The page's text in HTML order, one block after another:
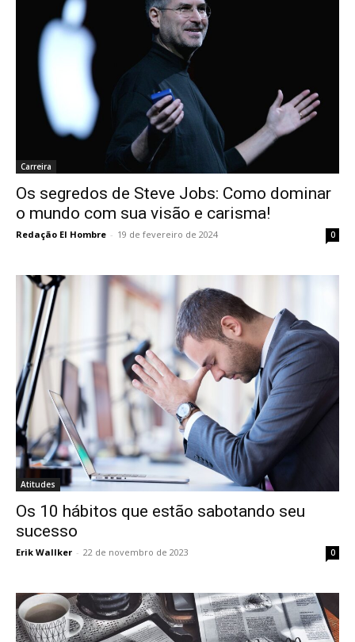
Carreira
Os segredos de Steve Jobs: Como dominar
o mundo com sua visão e carisma!
Redação El Hombre - 19 de fevereiro de 2024 0
Atitudes
Os 10 hábitos que estão sabotando seu
sucesso
Erik Wallker - 22 de novembro de 2023 0